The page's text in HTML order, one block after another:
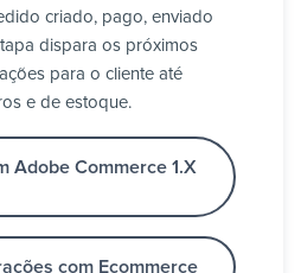
criado, pago, enviado
dispara os próximos
para o cliente até
e de estoque.
Adobe Commerce 1.X
com Ecommerce